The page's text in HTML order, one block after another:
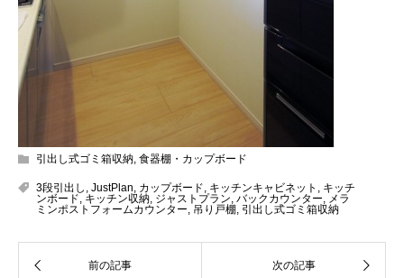
引出し式ゴミ箱収納, 食器棚・カップボード
3段引出し , JustPlan, カップボード, キッチンキャビネット , キッチ
ンボード, キッチン収納, ジャストプラン, バックカウンター, メラ
ミンポストフォームカウンター, 吊り戸棚, 引出し式ゴミ箱収納